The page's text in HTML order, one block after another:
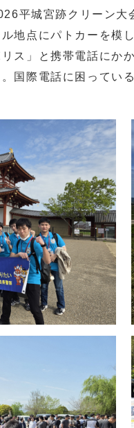
平城宮跡クリーン
地点にパトカーを模
ス」と携帯電話にか
国際電話に困ってい